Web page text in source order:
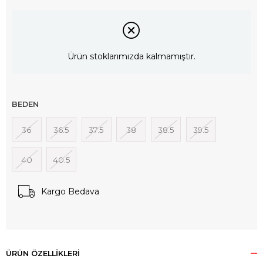
Ürün stoklarımızda kalmamıştır.
BEDEN
36 36.5 37.5 38 38.5 39.5
40 40.5
Kargo Bedava
ÜRÜN ÖZELLIKLERI